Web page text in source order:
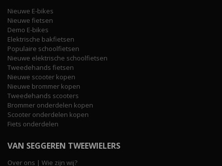
Nieuwe E-bikes
Nieuwe fietsen
Demo E-bikes
Elektrische bakfietsen
Populaire schoolfietsen
Nieuwe elektrische schoolfietsen
Tweedehands fietsen
Nieuwe scooter kopen
Nieuwe brommer kopen
Tweedehands scooters
Brommer onderdelen kopen
Scooter onderdelen kopen
Fiets onderdelen
VAN SEGGEREN TWEEWIELERS
Over ons | Wie zijn wij?